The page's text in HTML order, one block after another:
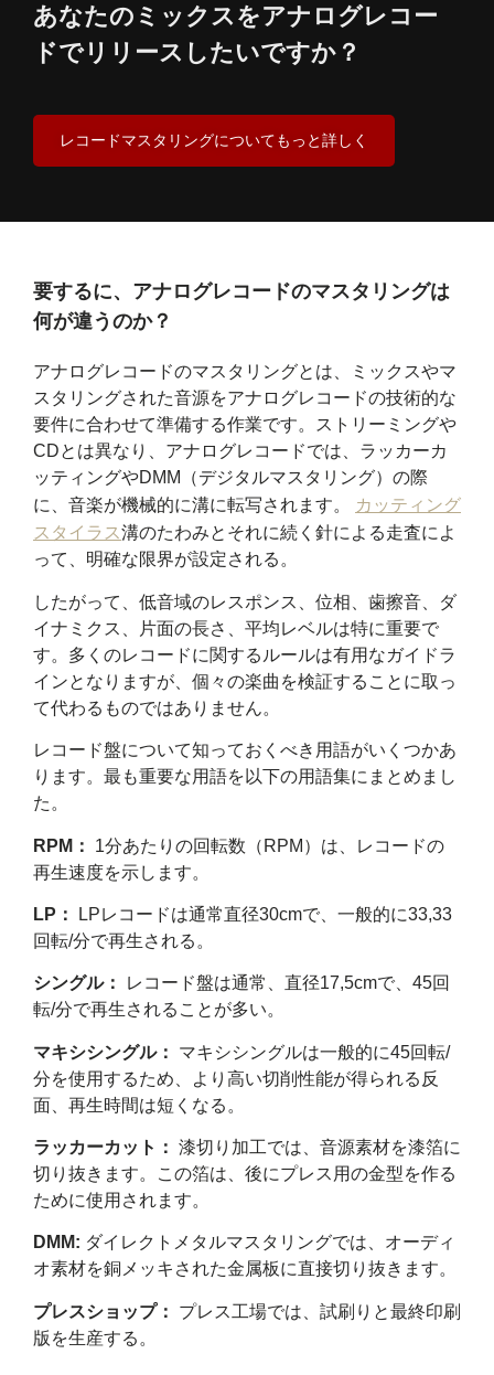
あなたのミックスをアナログレコー
ドでリリースしたいですか？
レコードマスタリングについてもっと詳しく
要するに、アナログレコードのマスタリングは
何が違うのか？
アナログレコードのマスタリングとは、ミックスやマ
スタリングされた音源をアナログレコードの技術的な
要件に合わせて準備する作業です。ストリーミングや
CDとは異なり、アナログレコードでは、ラッカーカ
ッティングやDMM（デジタルマスタリング）の際
に、音楽が機械的に溝に転写されます。
カッティング
スタイラス溝のたわみとそれに続く針による走査によ
って、明確な限界が設定される。
したがって、低音域のレスポンス、位相、歯擦音、ダ
イナミクス、片面の長さ、平均レベルは特に重要で
す。多くのレコードに関するルールは有用なガイドラ
インとなりますが、個々の楽曲を検証することに取っ
て代わるものではありません。
レコード盤について知っておくべき用語がいくつかあ
ります。最も重要な用語を以下の用語集にまとめまし
た。
RPM：
1分あたりの回転数（RPM）は、レコードの
再生速度を示します。
LP：
LPレコードは通常直径30cmで、一般的に33,33
回転/分で再生される。
シングル：
レコード盤は通常、直径17,5cmで、45回
転/分で再生されることが多い。
マキシシングル：
マキシシングルは一般的に45回転/
分を使用するため、より高い切削性能が得られる反
面、再生時間は短くなる。
ラッカーカット： 漆切り加工では、音源素材を漆箔に
切り抜きます。この箔は、後にプレス用の金型を作る
ために使用されます。
DMM: ダイレクトメタルマスタリングでは、オーディ
オ素材を銅メッキされた金属板に直接切り抜きます。
プレスショップ：
プレス工場では、試刷りと最終印刷
版を生産する。